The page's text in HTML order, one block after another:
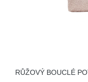
RŮŽOVÝ BOUCLÉ